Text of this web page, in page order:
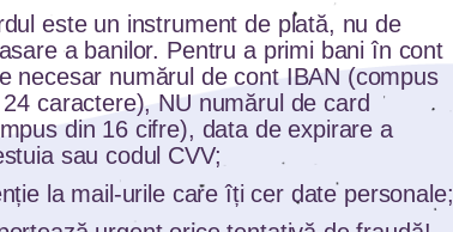
sau în perioada reducerilor,
primite pe mail sau prin
recomandări:
este un instrument de plată, nu de
a banilor. Pentru a primi bani în cont
necesar numărul de cont IBAN (compus
caractere), NU numărul de card
din 16 cifre), data de expirare a
sau codul CVV;
la mail-urile care îți cer date personale;